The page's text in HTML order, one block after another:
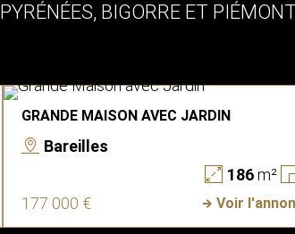
PYRÉNÉES, BIGORRE ET
GRANDE MAISON AVEC JARDIN
Bareilles
186m²
177 000 €
Voir